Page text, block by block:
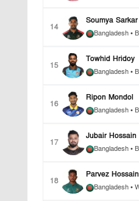
14
Soumya Sarkar
Bangladesh •
15
Towhid Hridoy
Bangladesh •
16
Ripon Mondol
Bangladesh •
17
Jubair Hossain
Bangladesh •
18
Parvez
Bangladesh •